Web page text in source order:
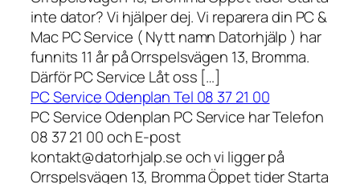
inte dator? Vi hjälper dej. Vi reparera din PC &
Mac PC Service ( Nytt namn Datorhjälp ) har
funnits 11 år på Orrspelsvägen 13, Bromma.
Därför PC Service Låt oss […]
PC Service Odenplan Tel 08 37 21 00
PC Service Odenplan PC Service har Telefon
08 37 21 00 och E-post
kontakt@datorhjalp.se och vi ligger på
Orrspelsvägen 13, Bromma Öppet tider Starta